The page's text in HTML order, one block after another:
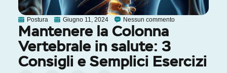
Postura Giugno 11, 2024 Nessun commento
Mantenere la Colonna
Vertebrale in salute: 3
Consigli e Semplici Esercizi